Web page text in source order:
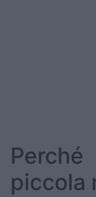
piccola